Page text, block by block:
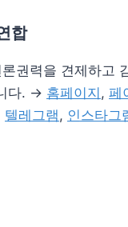
합
권력을 견제하고
다. → 홈페이지 , 페
텔레그램, 인스타그